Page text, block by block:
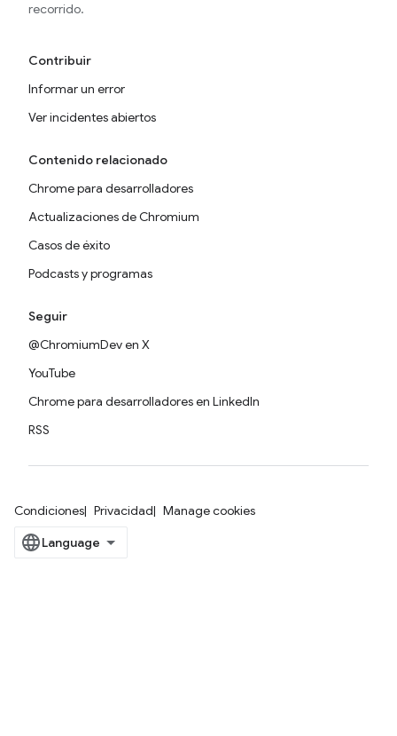
recorrido.
Contribuir
Informar un error
Ver incidentes abiertos
Contenido relacionado
Chrome para desarrolladores
Actualizaciones de Chromium
Casos de éxito
Podcasts y programas
Seguir
@ChromiumDev en X
YouTube
Chrome para desarrolladores en LinkedIn
RSS
Condiciones Privacidad Manage cookies